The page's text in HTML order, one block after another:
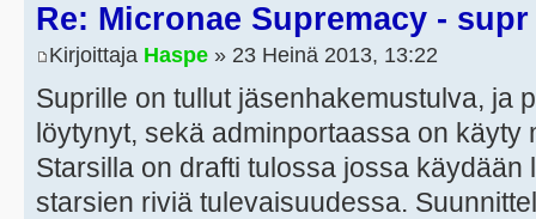
Re: Micronae Supremacy - supr
Kirjoittaja Haspe » 23 Heinä 2013, 13:22
Suprille on tullut jäsenhakemustulva, ja
löytynyt, sekä adminportaassa on käyty
Starsilla on drafti tulossa jossa käydään
starsien riviä tulevaisuudessa.